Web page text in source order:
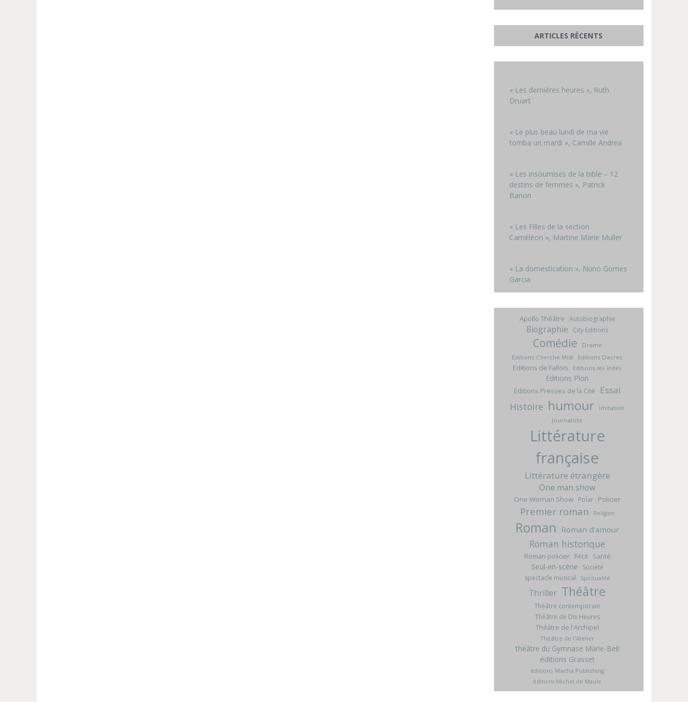
ARTICLES RÉCENTS
« Les dernières heures », Ruth
Druart
« Le plus beau lundi de ma vie
tomba un mardi », Camille Andrea
« Les insoumises de la bible – 12
destins de femmes », Patrick
Banon
« Les Filles de la section
Caméléon », Martine Marie Muller
« La domestication », Nuno Gomes
Garcia
Apollo Théâtre Autobiographie
Biographie City Editions
Comédie
Drame
Editions Cherche Midi
Editions Dacres
Editions de Fallois Editions les indés
Editions Plon
Editions Presses de la Cité Essai
Histoire humour
Imitation
Journaliste
Littérature
française
Littérature étrangère
One man show
One Woman Show Polar Policier
Premier roman Religion
Roman Roman d'amour
Roman historique
Roman policier Récit Santé
Seul-en-scène
Société
spectacle musical
Spiritualité
Thriller Théâtre
Théâtre contemporain
Théâtre de Dix Heures
Théâtre de l'Archipel
Théâtre de l'Atelier
théâtre du Gymnase Marie-Bell
éditions Grasset
éditions Macha Publishing
éditions Michel de Maule